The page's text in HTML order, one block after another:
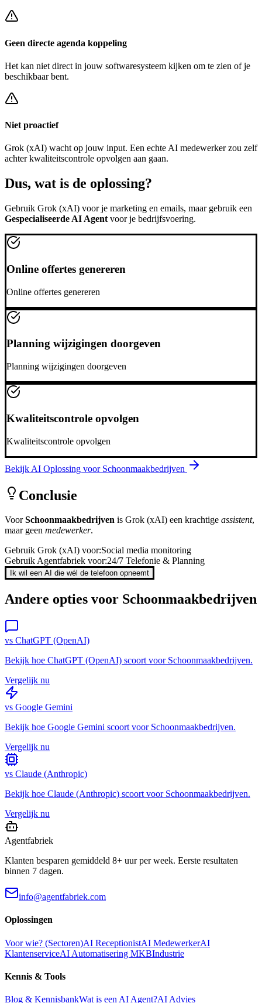
Geen directe agenda koppeling
Het kan niet direct in jouw softwaresysteem kijken om te zien of je
beschikbaar bent.
Niet proactief
Grok (xAI) wacht op jouw input. Een echte AI medewerker zou zelf
achterkwaliteitscontrole opvolgen aan gaan.
Dus, wat is de oplossing?
Gebruik Grok (xAI) voor je marketing en emails, maar gebruik een
Gespecialiseerde AI Agent voor je bedrijfsvoering.
Online offertes genereren
Online offertes genereren
Planning wijzigingen doorgeven
Planning wijzigingen doorgeven
Kwaliteitscontrole opvolgen
Kwaliteitscontrole opvolgen
Bekijk AI Oplossing voor Schoonmaakbedrijven
Conclusie
VoorSchoonmaakbedrijven is Grok (xAI) een krachtige assistent,
maar geen medewerker.
Gebruik Grok (xAI) voor:Social media monitoring
Gebruik Agentfabriek voor:24/7 Telefonie & Planning
Ik wil een AI die wél de telefoon opneemt
Andere opties voor Schoonmaakbedrijven
vs ChatGPT (OpenAI)
Bekijk hoe ChatGPT (OpenAI) scoort voor Schoonmaakbedrijven.
Vergelijk nu
vs Google Gemini
Bekijk hoe Google Gemini scoort voor Schoonmaakbedrijven.
Vergelijk nu
vs Claude (Anthropic)
Bekijk hoe Claude (Anthropic) scoort voor Schoonmaakbedrijven.
Vergelijk nu
Agentfabriek
Klanten besparen gemiddeld 8+ uur per week. Eerste resultaten
binnen 7 dagen.
info@agentfabriek.com
Oplossingen
Voor wie? (Sectoren)AI ReceptionistAI MedewerkerAI
KlantenserviceAI Automatisering MKBIndustrie
Kennis & Tools
Blog & KennisbankWat is een AI Agent?AI Advies